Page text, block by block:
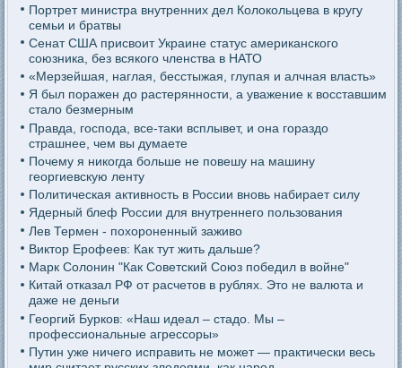
Портрет министра внутренних дел Колокольцева в кругу
семьи и братвы
Сенат США присвоит Украине статус американского
союзника, без всякого членства в НАТО
«Мерзейшая, наглая, бесстыжая, глупая и алчная власть»
Я был поражен до растерянности, а уважение к восставшим
стало безмерным
Правда, господа, все-таки всплывет, и она гораздо
страшнее, чем вы думаете
Почему я никогда больше не повешу на машину
георгиевскую ленту
Политическая активность в России вновь набирает силу
Ядерный блеф России для внутреннего пользования
Лев Термен - похороненный заживо
Виктор Ерофеев: Как тут жить дальше?
Марк Солонин "Как Советский Союз победил в войне"
Китай отказал РФ от расчетов в рублях. Это не валюта и
даже не деньги
Георгий Бурков: «Наш идеал – стадо. Мы –
профессиональные агрессоры»
Путин уже ничего исправить не может — практически весь